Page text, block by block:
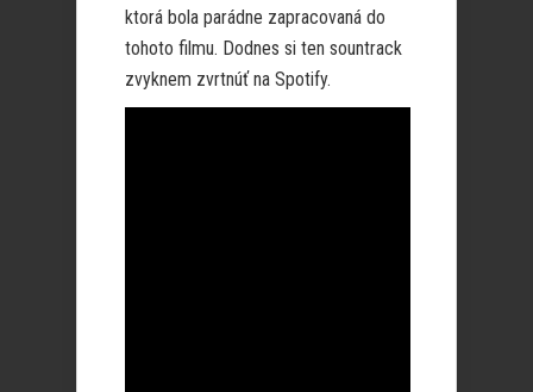
ktorá bola parádne zapracovaná do
tohoto filmu. Dodnes si ten sountrack
zvyknem zvrtnúť na Spotify.